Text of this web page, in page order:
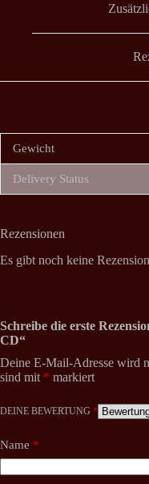
Gewicht
Delivery Status
Rezensionen
Es gibt noch keine
Schreibe die erste
CD“
Deine E-Mail-Adresse wird
sind mit * markiert
DEINE BEWERTUNG *
Name *